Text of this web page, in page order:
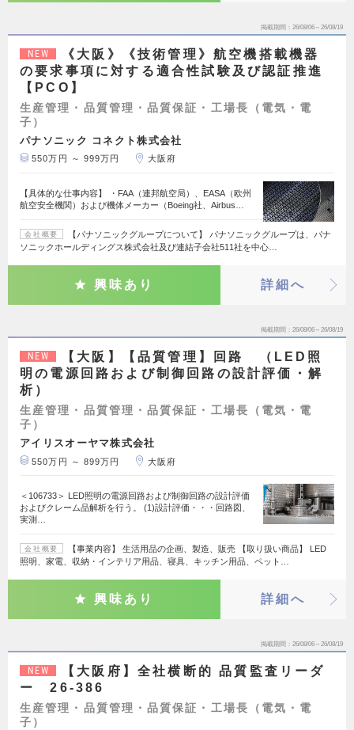
掲載期間 26/08/06～26/08/19
NEW
《大阪》《技術管理》航空機搭載機器
の要求事項に対する適合性試験及び認証推進
【PCO】
生産管理・品質管理・品質保証・工場長（電気・電
子）
パナソニック コネクト株式会社
550万円 ～ 999万円 大阪府
【具体的な仕事内容】 ・FAA（連邦航空局）、EASA（欧州
航空安全機関）および機体メーカー（Boeing社、Airbus…
会社概要
【パナソニックグループについて】 パナソニックグループは、パナ
ソニックホールディングス株式会社及び連結子会社511社を中心…
興味あり 詳細へ
掲載期間 26/08/06～26/08/19
NEW
【大阪】【品質管理】回路 （LED照
明の電源回路および制御回路の設計評価・解
析）
生産管理・品質管理・品質保証・工場長（電気・電
子）
アイリスオーヤマ株式会社
550万円 ～ 899万円 大阪府
＜106733＞ LED照明の電源回路および制御回路の設計評価
およびクレーム品解析を行う。 (1)設計評価・・・回路図、
実測…
会社概要
【事業内容】 生活用品の企画、製造、販売 【取り扱い商品】 LED
照明、家電、収納・インテリア用品、寝具、キッチン用品、ペット…
興味あり 詳細へ
掲載期間 26/08/06～26/08/19
NEW
【大阪府】全社横断的 品質監査リーダ
ー 26-386
生産管理・品質管理・品質保証・工場長（電気・電
子）